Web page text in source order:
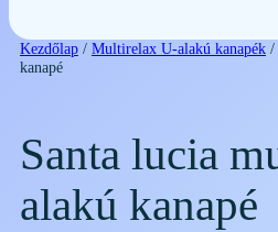
Kezdőlap / Multirelax U-alakú kanapék /
kanapé
Santa lucia
alakú kanapé